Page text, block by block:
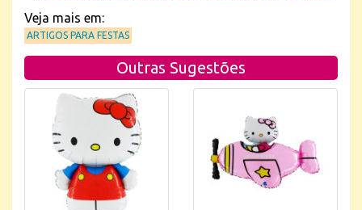
Veja mais em:
ARTIGOS PARA FESTAS
Outras Sugestões